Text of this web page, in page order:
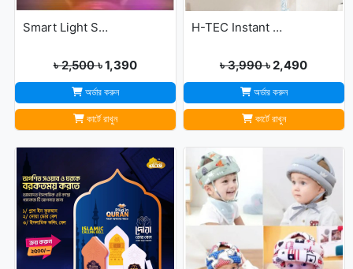
Smart Light Sound Machine G Shape
৳ 2,500৳ 1,390
অর্ডার করুন
কার্টে রাখুন
H-TEC Instant Portable Geyser
৳ 3,990৳ 2,490
অর্ডার করুন
কার্টে রাখুন